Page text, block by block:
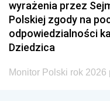
wyrażenia przez
Polskiej zgody na
odpowiedzialności
Dziedzica
Monitor Polski rok 2026